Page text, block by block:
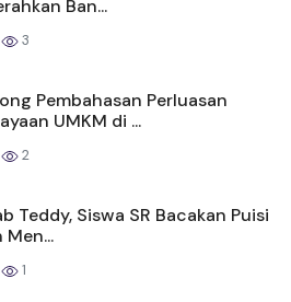
Ban...
3
Pembahasan Perluasan
UMKM di ...
2
Teddy, Siswa SR Bacakan Puisi
Men...
1